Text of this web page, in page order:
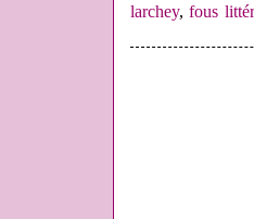
larchey,fous